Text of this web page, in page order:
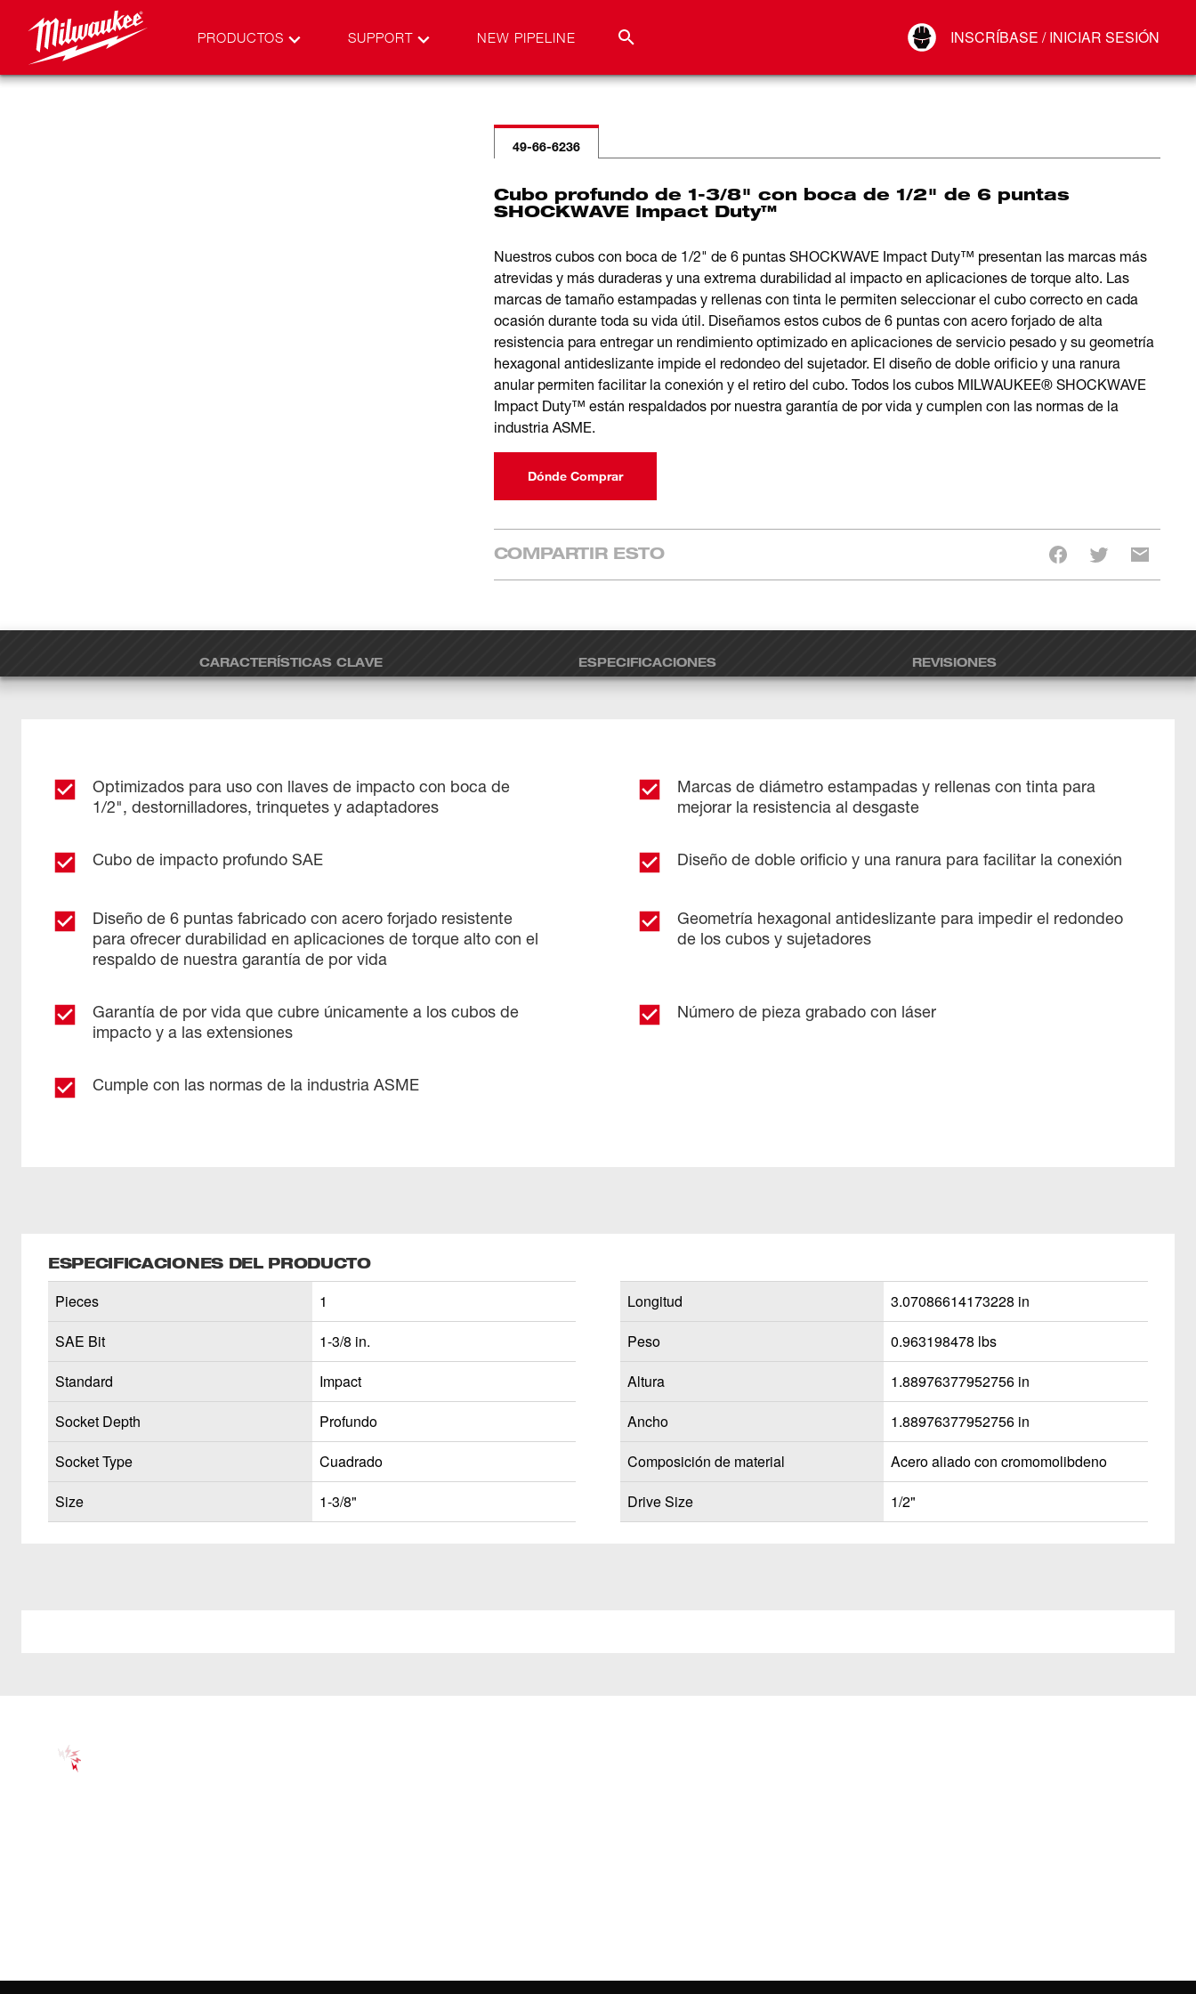
PRODUCTOS SUPPORT NEW PIPELINE INSCRÍBASE / INICIAR SESIÓN
Conectar
49-66-6236
Cubo profundo de 1-3/8" con boca de 1/2" de 6 puntas
SHOCKWAVE Impact Duty™
Nuestros cubos con boca de 1/2" de 6 puntas SHOCKWAVE Impact Duty™ presentan las marcas más
atrevidas y más duraderas y una extrema durabilidad al impacto en aplicaciones de torque alto. Las
marcas de tamaño estampadas y rellenas con tinta le permiten seleccionar el cubo correcto en cada
ocasión durante toda su vida útil. Diseñamos estos cubos de 6 puntas con acero forjado de alta
resistencia para entregar un rendimiento optimizado en aplicaciones de servicio pesado y su geometría
hexagonal antideslizante impide el redondeo del sujetador. El diseño de doble orificio y una ranura
anular permiten facilitar la conexión y el retiro del cubo. Todos los cubos MILWAUKEE® SHOCKWAVE
Impact Duty™ están respaldados por nuestra garantía de por vida y cumplen con las normas de la
industria ASME.
Dónde Comprar
COMPARTIR ESTO
CARACTERÍSTICAS CLAVE ESPECIFICACIONES REVISIONES
Optimizados para uso con llaves de impacto con boca de
1/2", destornilladores, trinquetes y adaptadores
Marcas de diámetro estampadas y rellenas con tinta para
mejorar la resistencia al desgaste
Cubo de impacto profundo SAE Diseño de doble orificio y una ranura para facilitar la conexión
Diseño de 6 puntas fabricado con acero forjado resistente
para ofrecer durabilidad en aplicaciones de torque alto con el
respaldo de nuestra garantía de por vida
Geometría hexagonal antideslizante para impedir el redondeo
de los cubos y sujetadores
Garantía de por vida que cubre únicamente a los cubos de
impacto y a las extensiones
Número de pieza grabado con láser
Cumple con las normas de la industria ASME
ESPECIFICACIONES DEL PRODUCTO
Pieces
1
SAE Bit
1-3/8 in.
Standard
Impact
Socket Depth
Profundo
Socket Type
Cuadrado
Size
1-3/8"
Longitud
3.07086614173228 in
Peso
0.963198478 lbs
Altura
1.88976377952756 in
Ancho
1.88976377952756 in
Composición de material
Acero aliado con cromomolibdeno
Drive Size
1/2"